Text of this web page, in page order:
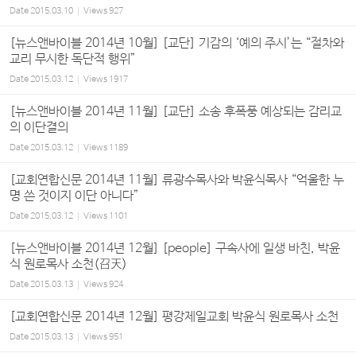
Date2015.03.10 Views927
[뉴스앤바이블 2014년 10월] [교단] 기감의 ‘예의 주시’는 “절차와
교리 무시한 독단적 행위”
Date2015.03.12 Views 1917
[뉴스앤바이블 2014년 11월] [교단] 소송 후폭풍 예상되는 감리교
의 이단결의
Date2015.03.12 Views 1189
[교회연합신문 2014년 11월] 류광수목사와 박윤식목사 “억울한 누
명 쓴 것이지 이단 아니다”
Date2015.03.12 Views 1101
[뉴스앤바이블 2014년 12월] [people] 구속사에 일생 바친, 박윤
식 원로목사 소천(召天)
Date2015.03.13 Views924
[교회연합신문 2014년 12월] 평강제일교회 박윤식 원로목사 소천
Date2015.03.13 Views951